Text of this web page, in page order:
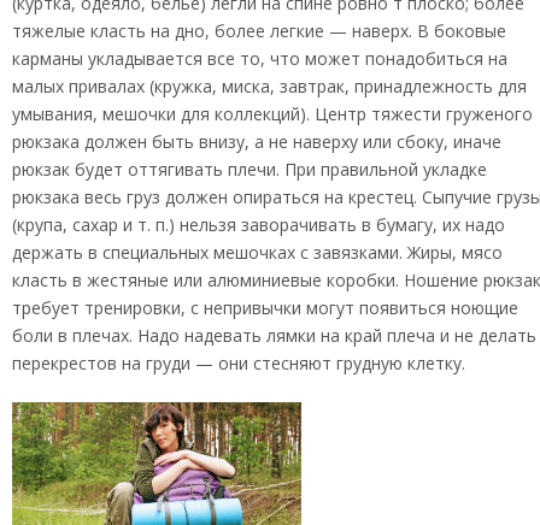
тяжелые класть на дно, более легкие — наверх. В боковые
карманы укладывается все то, что может понадобиться на
малых привалах (кружка, миска, завтрак, принадлежность для
умывания, мешочки для коллекций). Центр тяжести груженого
рюкзака должен быть внизу, а не наверху или сбоку, иначе
рюкзак будет оттягивать плечи. При правильной укладке
рюкзака весь груз должен опираться на крестец. Сыпучие
(крупа, сахар и т. п.) нельзя заворачивать в бумагу, их надо
держать в специальных мешочках с завязками. Жиры, мясо
класть в жестяные или алюминиевые коробки. Ношение
требует тренировки, с непривычки могут появиться ноющие
боли в плечах. Надо надевать лямки на край плеча и не делать
перекрестов на груди — они стесняют грудную клетку.